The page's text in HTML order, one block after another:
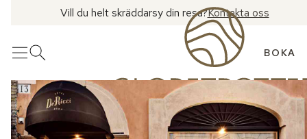
Vill du helt skräddarsy din resa?Kontakta oss
MenyÖppna sök BOKA